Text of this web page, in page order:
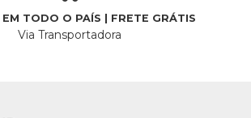
EM TODO O PAÍS | FRETE GRÁTIS
Via Transportadora